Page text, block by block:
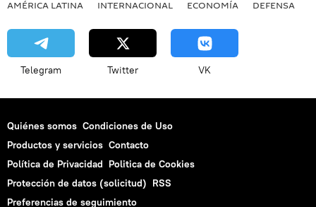
AMÉRICA LATINA INTERNACIONAL ECONOMÍA DEFENSA
Telegram Twitter VK
Quiénes somos Condiciones de Uso
Productos y servicios Contacto
Política de Privacidad Politica de Cookies
Protección de datos (solicitud) RSS
Preferencias de seguimiento